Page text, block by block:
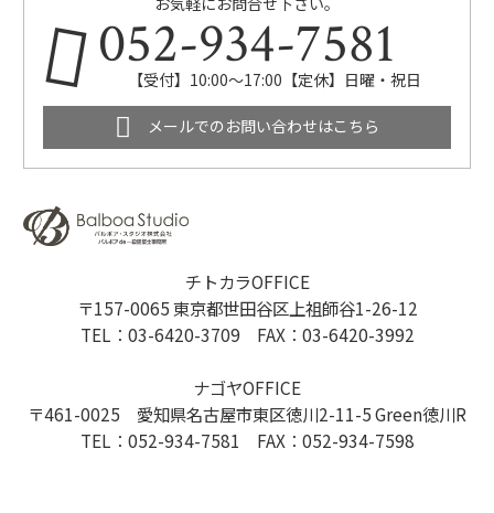
052-934-7581
【受付】10:00～17:00【定休】日曜・祝日
メールでのお問い合わせはこちら
チトカラOFFICE
〒157-0065 東京都世田谷区上祖師谷1-26-12
TEL：03-6420-3709 FAX：03-6420-3992
ナゴヤOFFICE
〒461-0025 愛知県名古屋市東区徳川2-11-5 Green徳川R
TEL：052-934-7581 FAX：052-934-7598